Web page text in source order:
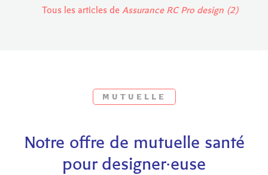
Tous les articles de Assurance RC Pro design (2)
MUTUELLE
Notre offre de mutuelle santé
pour designer·euse